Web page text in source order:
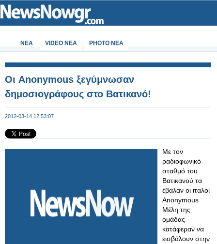
ΝΕΑ VIDEO NEA PHOTO NEA
Οι Anonymous ξεγύμνωσαν
δημοσιογράφους στο Βατικανό!
2012-03-14 12:53:07
Με τον
ραδιοφωνικό
σταθμό του
Βατικανού τα
έβαλαν οι ιταλοί
Anonymous
Μέλη της
ομάδας
κατάφεραν να
εισβάλουν στην